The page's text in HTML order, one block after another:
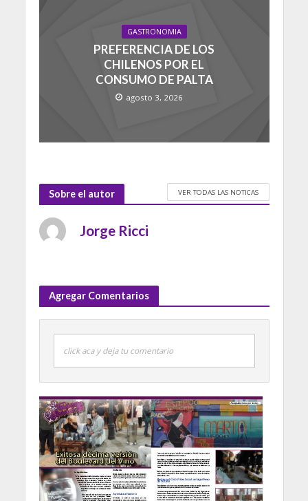
GASTRONOMIA
PREFERENCIA DE LOS
CHILENOS POR EL
CONSUMO DE PALTA
agosto 3, 2026
Sobre el autor VER TODAS LAS NOTICAS
Jorge Ricci
Agregar Comentarios
click aca y deja tu comentario